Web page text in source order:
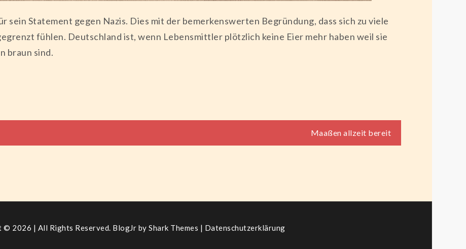
Statement gegen Nazis. Dies mit der bemerkenswerten Begründung, dass sich zu viele
fühlen. Deutschland ist, wenn Lebensmittler plötzlich keine Eier mehr haben weil sie
braun sind.
Maaßen allzeit bereit
© 2026 | All Rights Reserved. BlogJr byShark Themes | Datenschutzerklärung